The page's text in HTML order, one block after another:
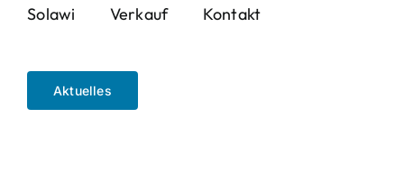
Solawi Verkauf Kontakt
Aktuelles